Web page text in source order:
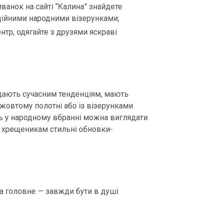
на сайті “Калина” знайдете
народними візерунками;
одягайте з друзями яскраві
сучасним тенденціям, мають
полотні або із візерунками
у народному вбранні можна виглядати
хрещеникам стильні обновки-
а головне — завжди бути в душі